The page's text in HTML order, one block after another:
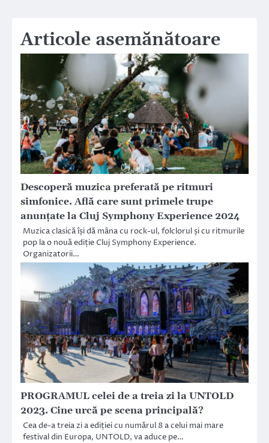
Articole asemănătoare
Descoperă muzica preferată pe ritmuri
simfonice. Află care sunt primele trupe
anunțate la Cluj Symphony Experience 2024
Muzica clasică își dă mâna cu rock-ul, folclorul și cu ritmurile
pop la o nouă ediție Cluj Symphony Experience.
Organizatorii…
PROGRAMUL celei de a treia zi la UNTOLD
2023. Cine urcă pe scena principală?
Cea de-a treia zi a ediției cu numărul 8 a celui mai mare
festival din Europa, UNTOLD, va aduce pe…